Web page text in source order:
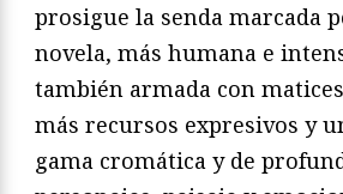
prosigue la senda marcada
novela, más humana e
también armada con
más recursos expresivos y
gama cromática y de